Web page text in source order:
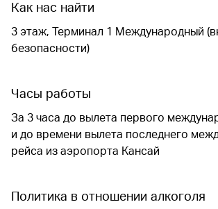
Как нас найти
3 этаж, Терминал 1 Международный
безопасности)
Часы работы
За 3 часа до вылета первого
и до времени вылета последнего
рейса из аэропорта Кансай
Политика в отношении алкоголя